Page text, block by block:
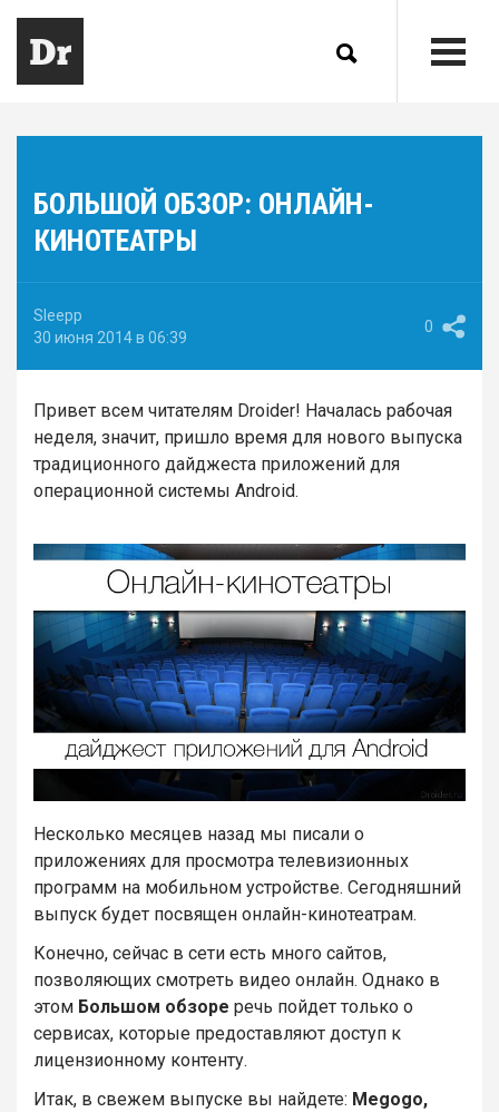
БОЛЬШОЙ ОБЗОР: ОНЛАЙН-
КИНОТЕАТРЫ
Sleepp
30 июня 2014 в 06:39
0
Привет всем читателям Droider! Началась рабочая
неделя, значит, пришло время для нового выпуска
традиционного дайджеста приложений для
операционной системы Android.
Несколько месяцев назад мы писали о
приложениях для просмотра телевизионных
программ на мобильном устройстве. Сегодняшний
выпуск будет посвящен онлайн-кинотеатрам.
Конечно, сейчас в сети есть много сайтов,
позволяющих смотреть видео онлайн. Однако в
этом Большом обзоре речь пойдет только о
сервисах, которые предоставляют доступ к
лицензионному контенту.
Итак, в свежем выпуске вы найдете: Megogo,